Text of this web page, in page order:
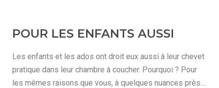
POUR LES ENFANTS AUSSI
Les enfants et les ados ont droit eux aussi à leur chevet
pratique dans leur chambre à coucher. Pourquoi ? Pour
les mêmes raisons que vous, à quelques nuances près…